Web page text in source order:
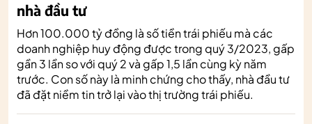
nhà đầu tư
Hơn 100.000 tỷ đồng là số tiền trái phiếu mà các
doanh nghiệp huy động được trong quý 3/2023, gấp
gần 3 lần so với quý 2 và gấp 1,5 lần cùng kỳ năm
trước. Con số này là minh chứng cho thấy, nhà đầu tư
đã đặt niềm tin trở lại vào thị trường trái phiếu.